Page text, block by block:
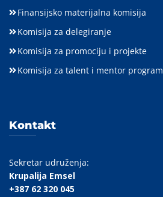
Finansijsko materijalna komisija
Komisija za delegiranje
Komisija za promociju i projekte
Komisija za talent i mentor program
Kontakt
Sekretar udruženja:
Krupalija Emsel
+387 62 320 045